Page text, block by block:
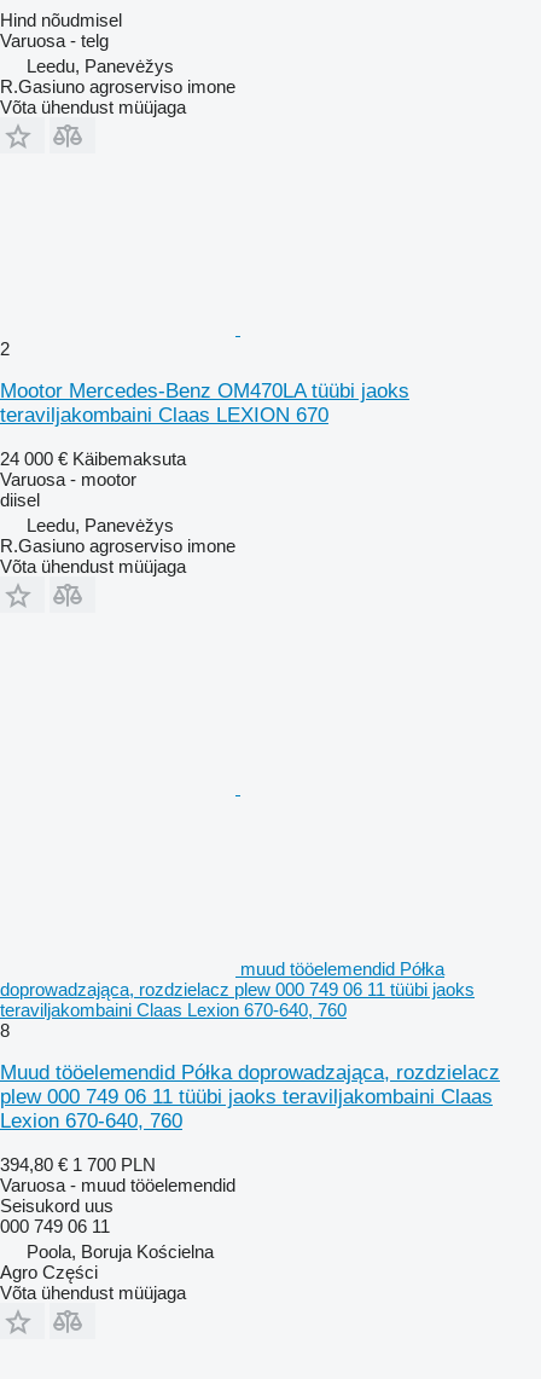
Hind nõudmisel
Varuosa - telg
Leedu, Panevėžys
R.Gasiuno agroserviso imone
Võta ühendust müüjaga
2
Mootor Mercedes-Benz OM470LA tüübi jaoks
teraviljakombaini Claas LEXION 670
24 000 € Käibemaksuta
Varuosa - mootor
diisel
Leedu, Panevėžys
R.Gasiuno agroserviso imone
Võta ühendust müüjaga
muud tööelemendid Półka
doprowadzająca, rozdzielacz plew 000 749 06 11 tüübi jaoks
teraviljakombaini Claas Lexion 670-640, 760
8
Muud tööelemendid Półka doprowadzająca, rozdzielacz
plew 000 749 06 11 tüübi jaoks teraviljakombaini Claas
Lexion 670-640, 760
394,80 € 1 700 PLN
Varuosa - muud tööelemendid
Seisukord uus
000 749 06 11
Poola, Boruja Kościelna
Agro Części
Võta ühendust müüjaga